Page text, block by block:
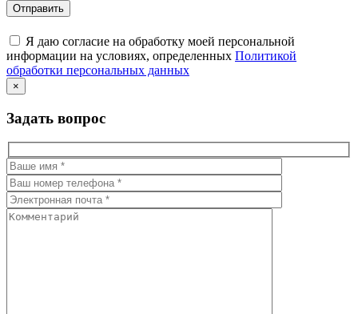
Я даю согласие на обработку моей персональной
информации на условиях, определенных Политикой
обработки персональных данных
×
Задать вопрос